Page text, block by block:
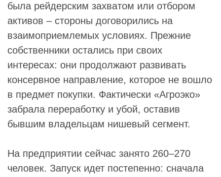
была рейдерским захватом или отбором
активов – стороны договорились на
взаимоприемлемых условиях. Прежние
собственники остались при своих
интересах: они продолжают развивать
консервное направление, которое не вошло
в предмет покупки. Фактически «Агроэко»
забрала переработку и убой, оставив
бывшим владельцам нишевый сегмент.
На предприятии сейчас занято 260–270
человек. Запуск идет постепенно: сначала